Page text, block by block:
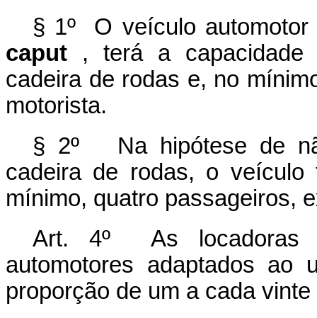
§ 1º O veículo
caput , terá a capacidade
cadeira de rodas e, no
motorista.
§ 2º Na hipótese de
cadeira de rodas, o veículo
mínimo, quatro passageiros,
Art. 4º As locadoras
automotores adaptados ao
proporção de um a cada